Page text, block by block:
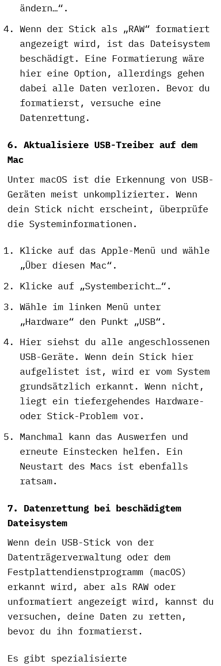
ändern…“.
Wenn der Stick als „RAW“ formatiert
angezeigt wird, ist das Dateisystem
beschädigt. Eine Formatierung wäre
hier eine Option, allerdings gehen
dabei alle Daten verloren. Bevor du
formatierst, versuche eine
Datenrettung.
6. Aktualisiere USB-Treiber auf dem
Mac
Unter macOS ist die Erkennung von USB-
Geräten meist unkomplizierter. Wenn
dein Stick nicht erscheint, überprüfe
die Systeminformationen.
Klicke auf das Apple-Menü und wähle
„Über diesen Mac“.
Klicke auf „Systembericht…“.
Wähle im linken Menü unter
„Hardware“ den Punkt „USB“.
Hier siehst du alle angeschlossenen
USB-Geräte. Wenn dein Stick hier
aufgelistet ist, wird er vom System
grundsätzlich erkannt. Wenn nicht,
liegt ein tiefergehendes Hardware-
oder Stick-Problem vor.
Manchmal kann das Auswerfen und
erneute Einstecken helfen. Ein
Neustart des Macs ist ebenfalls
ratsam.
7. Datenrettung bei beschädigtem
Dateisystem
Wenn dein USB-Stick von der
Datenträgerverwaltung oder dem
Festplattendienstprogramm (macOS)
erkannt wird, aber als RAW oder
unformatiert angezeigt wird, kannst du
versuchen, deine Daten zu retten,
bevor du ihn formatierst.
Es gibt spezialisierte